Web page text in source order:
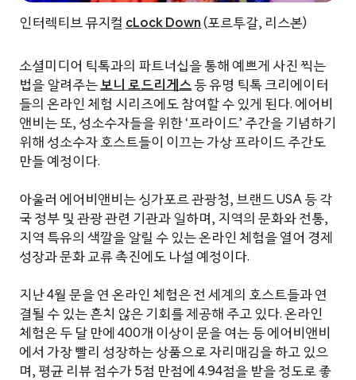
인터렉티브 뮤지컬 cLock Down(포르투갈, 리스본)
소셜미디어 틱톡과의 파트너십을 통해 예쁘게 사진 찍는
법을 알려주는보니 로드리게스등 유명 틱톡 크리에이터
들의 온라인 체험 시리즈에도 참여할 수 있게 된다. 에어비
앤비는 또, 성소수자들을 위한 ‘프라이드’ 주간을 기념하기
위해 성소수자 호스트들이 이끄는 가상 프라이드 주간도
만들 예정이다.
아울러 에어비앤비는 싱가포르 관광청, 브랜드 USA 등 각
국 정부 및 관광 관련 기관과 일하며, 지역의 문화와 전통,
지역 특유의 색깔을 알릴 수 있는 온라인 체험을 열어 경제
성장과 문화 교류 촉진에도 나설 예정이다.
지난 4월 문을 연 온라인 체험은 전 세계의 호스트들과 연
결될 수 있는 흔치 않은 기회를 제공해 주고 있다. 온라인
체험은 두 달 만에 400개 이상이 문을 여는 등 에어비앤비
에서 가장 빨리 성장하는 상품으로 자리매김을 하고 있으
며, 평균 리뷰 점수가 5점 만점에 4.94점을 받을 정도로 좋